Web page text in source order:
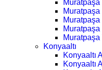
Muratpaşa
Muratpaşa
Konyaaltı
Konyaaltı
Konyaaltı